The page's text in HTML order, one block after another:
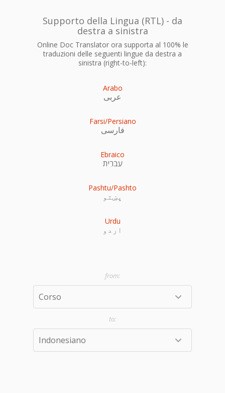
Supporto della Lingua (RTL) - da
destra a sinistra
Online Doc Translator ora supporta al 100% le
traduzioni delle seguenti lingue da destra a
sinistra (right-to-left):
Arabo
عربى
Farsi/Persiano
فارسی
Ebraico
עִברִית
Pashtu/Pashto
پښتو
Urdu
اردو